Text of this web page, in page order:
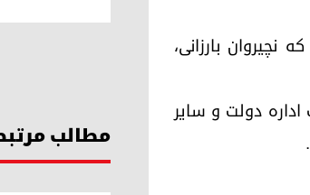
۹ ژانویه، اعلام کرد که نچیروان بارزانی،
اداره دولت و سایر
مطالب